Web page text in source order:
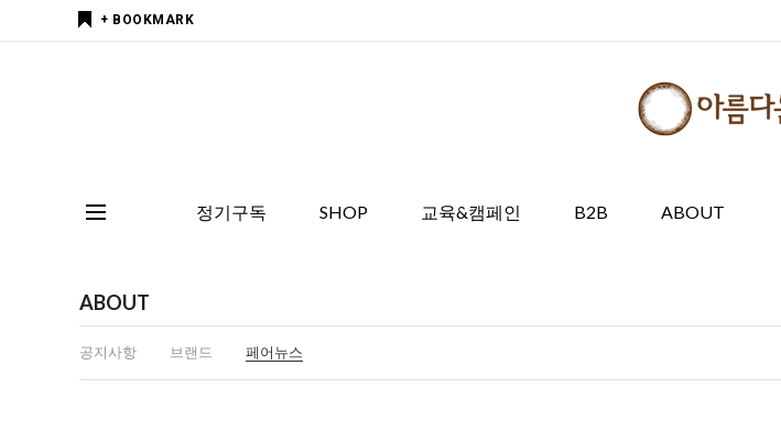
+ BOOKMARK
정기구독 SHOP 교육&캠페인 B2B ABOUT
ABOUT
공지사항 브랜드 페어뉴스